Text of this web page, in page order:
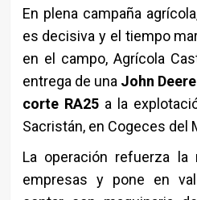
En plena campaña
es decisiva y el tiempo
en el campo, Agrícola
entrega de una John
corte RA25a la
Sacristán, en Cogeces del
La operación refuerza la
empresas y pone en